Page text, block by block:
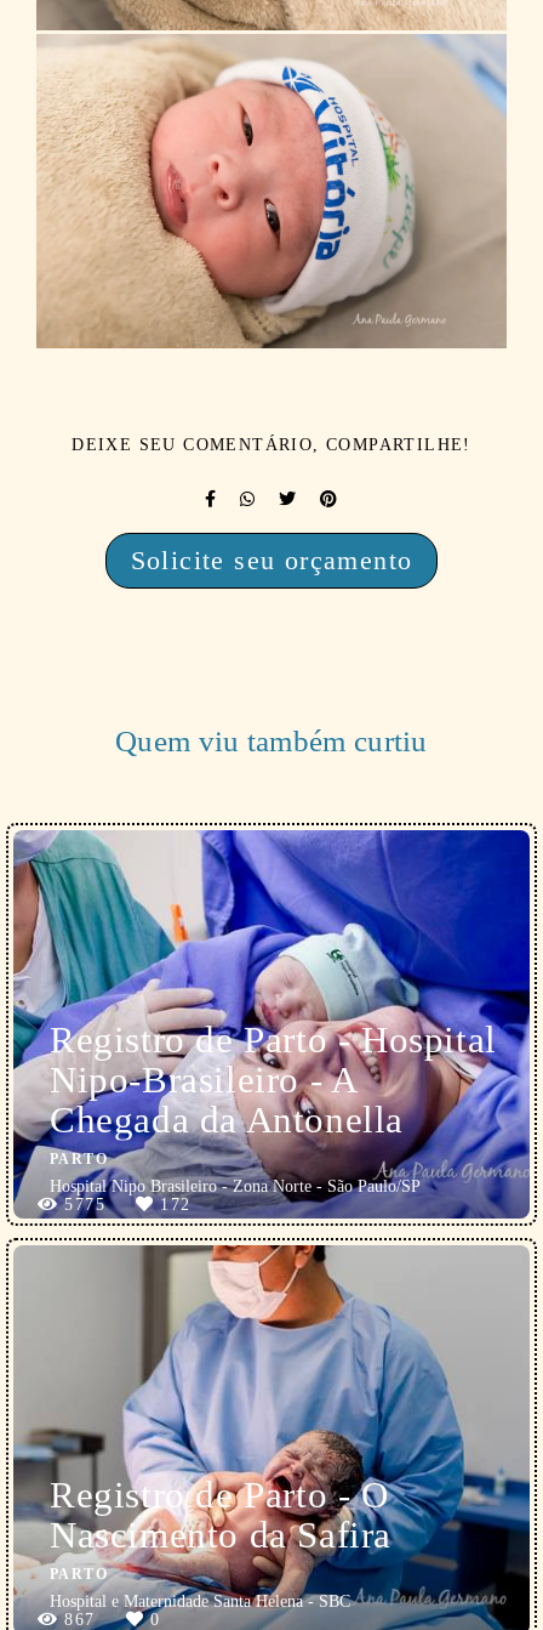
DEIXE SEU COMENTÁRIO, COMPARTILHE!
Solicite seu orçamento
Quem viu também curtiu
Registro de Parto - Hospital
Nipo-Brasileiro - A
Chegada da Antonella
PARTO
Hospital Nipo Brasileiro - Zona Norte - São Paulo/SP
5775
172
Registro de Parto - O
Nascimento da Safira
PARTO
Hospital e Maternidade Santa Helena - SBC
867
0